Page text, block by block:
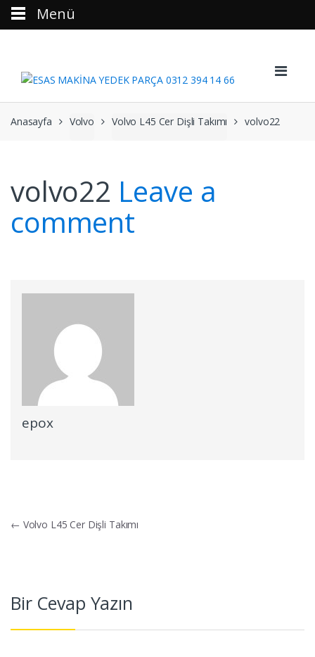
Anasayfa Volvo Volvo L45 Cer Dişli Takımı volvo22
volvo22 Leave a
comment
epox
Yazı dolaşımı
← Volvo L45 Cer Dişli Takımı
Bir Cevap Yazın
Menü